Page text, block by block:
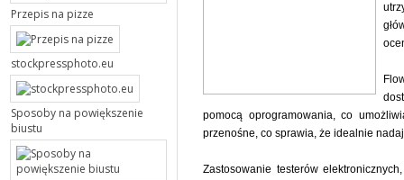
Przepis na pizze
stockpressphoto.eu
Sposoby na powiększenie
biustu
pomocą oprogramowania, co
przenośne, co sprawia, że idealnie
Zastosowanie testerów